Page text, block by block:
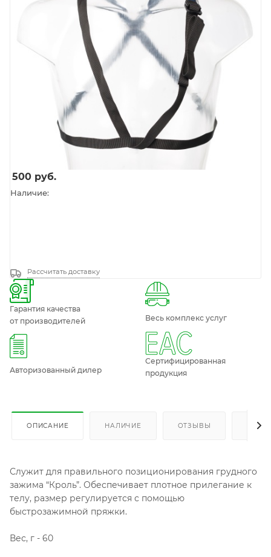
500 руб.
Наличие:
Рассчитать доставку
Гарантия качества
от производителей
Весь комплекс услуг
Авторизованный дилер
Сертифицированная
продукция
ОПИСАНИЕ НАЛИЧИЕ ОТЗЫВЫ КАК
Служит для правильного позиционирования грудного
зажима “Кроль”. Обеспечивает плотное прилегание к
телу, размер регулируется с помощью
быстрозажимной пряжки.
Вес, г - 60